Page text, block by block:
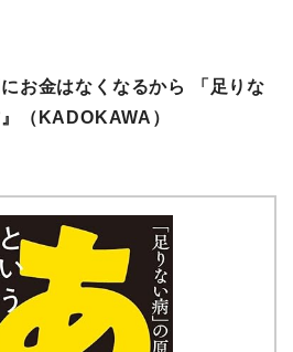
にお金はなくなるから 「足りな
（ KADOKAWA）